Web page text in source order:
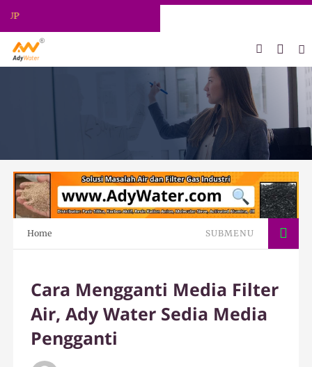
Home SUBMENU
Cara Mengganti Media Filter
Air, Ady Water Sedia Media
Pengganti